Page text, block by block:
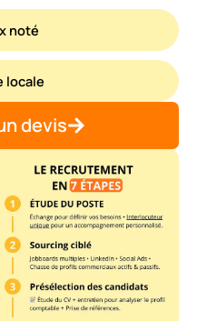
noté
locale
devis